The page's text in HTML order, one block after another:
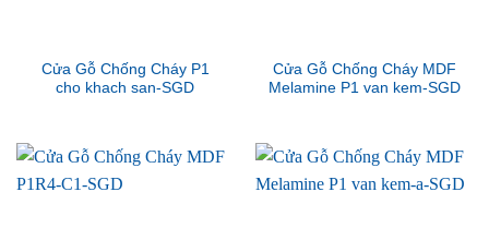
Cửa Gỗ Chống Cháy P1
cho khach san-SGD
Cửa Gỗ Chống Cháy MDF
Melamine P1 van kem-SGD